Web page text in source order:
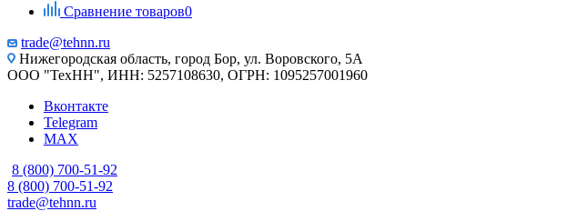
Сравнение товаров0
trade@tehnn.ru
Нижегородская область, город Бор, ул. Воровского, 5А
ООО "ТехНН", ИНН: 5257108630, ОГРН: 1095257001960
Вконтакте
Telegram
MAX
8 (800) 700-51-92
8 (800) 700-51-92
trade@tehnn.ru